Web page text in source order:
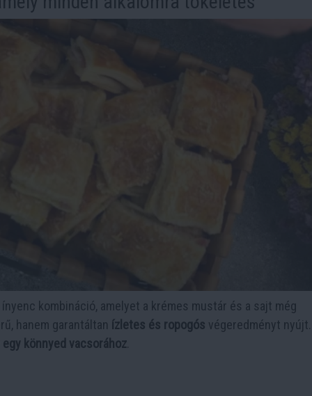
kombináció, amelyet a krémes mustár és a sajt még
hanem garantáltan ízletes és ropogós végeredményt nyújt.
egy könnyed vacsorához